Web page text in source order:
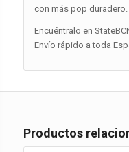
con más pop
Encuéntralo en
Envío rápido a toda
Productos